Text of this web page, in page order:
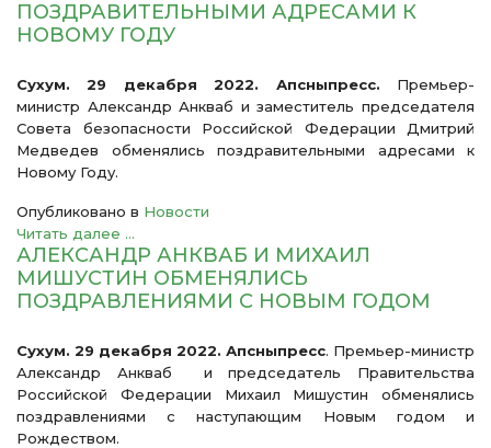
ПОЗДРАВИТЕЛЬНЫМИ АДРЕСАМИ К
НОВОМУ ГОДУ
Сухум. 29 декабря 2022. Апсныпресс. Премьер-
министр Александр Анкваб и заместитель председателя
Совета безопасности Российской Федерации Дмитрий
Медведев обменялись поздравительными адресами к
Новому Году.
Опубликовано в Новости
Читать далее ...
АЛЕКСАНДР АНКВАБ И МИХАИЛ
МИШУСТИН ОБМЕНЯЛИСЬ
ПОЗДРАВЛЕНИЯМИ С НОВЫМ ГОДОМ
Сухум. 29 декабря 2022. Апсныпресс. Премьер-министр
Александр Анкваб и председатель Правительства
Российской Федерации Михаил Мишустин обменялись
поздравлениями с наступающим Новым годом и
Рождеством.